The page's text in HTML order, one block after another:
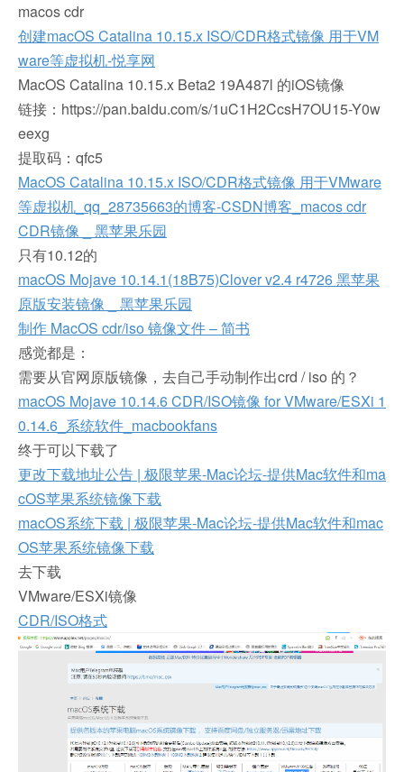
macos cdr
创建macOS Catalina 10.15.x ISO/CDR格式镜像 用于VM
ware等虚拟机-悦享网
MacOS Catalina 10.15.x Beta2 19A487l 的iOS镜像
链接：https://pan.baidu.com/s/1uC1H2CcsH7OU15-Y0w
eexg
提取码：qfc5
MacOS Catalina 10.15.x ISO/CDR格式镜像 用于VMware
等虚拟机_qq_28735663的博客-CSDN博客_macos cdr
CDR镜像 _ 黑苹果乐园
只有10.12的
macOS Mojave 10.14.1(18B75)Clover v2.4 r4726 黑苹果
原版安装镜像 _ 黑苹果乐园
制作 MacOS cdr/iso 镜像文件 – 简书
感觉都是：
需要从官网原版镜像，去自己手动制作出crd / iso 的？
macOS Mojave 10.14.6 CDR/ISO镜像 for VMware/ESXi 1
0.14.6_系统软件_macbookfans
终于可以下载了
更改下载地址公告 | 极限苹果-Mac论坛-提供Mac软件和ma
cOS苹果系统镜像下载
macOS系统下载 | 极限苹果-Mac论坛-提供Mac软件和mac
OS苹果系统镜像下载
去下载
VMware/ESXi镜像
CDR/ISO格式